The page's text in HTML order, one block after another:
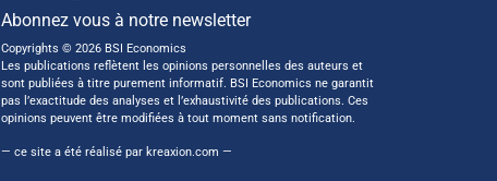
Abonnez vous à notre newsletter
Copyrights © 2026 BSI Economics
Les publications reflètent les opinions personnelles des auteurs et
sont publiées à titre purement informatif. BSI Economics ne garantit
pas l’exactitude des analyses et l’exhaustivité des publications. Ces
opinions peuvent être modifiées à tout moment sans notification.
— ce site a été réalisé par kreaxion.com —